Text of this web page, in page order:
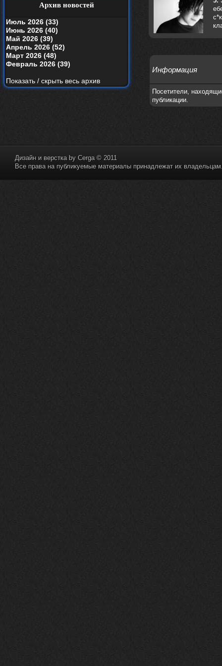
your window вышел
nеrvous_dеvil
Альбом года баста/гуф
Alternativshik_6
https://www.youtube.com/watch?v=k
yHesI7AYKg
зашел на сайт спустя 10 лет, почитал
paqP0LvRH4
Архив новостей
Июль 2026 (33)
Июнь 2026 (40)
Май 2026 (39)
Апрель 2026 (52)
Март 2026 (48)
Февраль 2026 (39)
Показать / скрыть весь архив
Информация
Посетители,
публикации.
Дизайн и верстка by Cerga© 2011
Все права на публикуемые материалы принадлежат их